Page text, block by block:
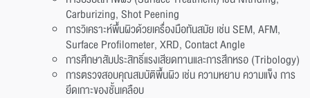
Carburizing, Shot Peening
การวิเคราะห์พื้นผิวด้วยเครื่องมือทันสมัย เช่น SEM, AFM,
Surface Profilometer, XRD, Contact Angle
การศึกษาสัมประสิทธิ์แรงเสียดทานและการสึกหรอ (Tribology)
การตรวจสอบคุณสมบัติพื้นผิว เช่น ความหยาบ ความแข็ง การ
ยึดเกาะของชั้นเคลือบ